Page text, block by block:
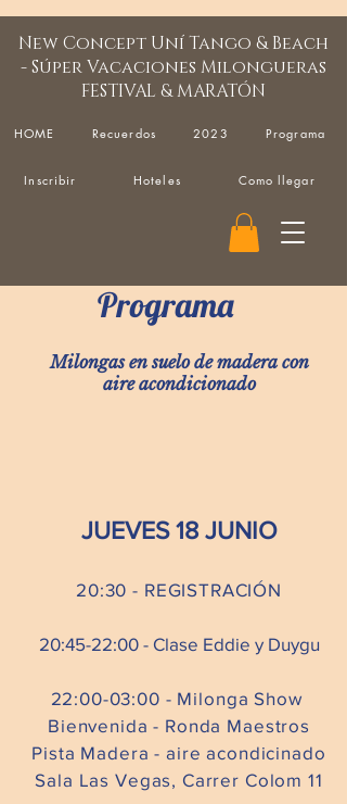
New Concept Uní Tango & Beach
- Súper Vacaciones Milongueras
FESTIVAL & MARATÓN
HOME Recuerdos 2023 Programa
Inscribir Hoteles Como llegar
Programa
Milongas en suelo de madera con
aireacondicionado
JUEVES 18 JUNIO
20:30 - REGISTRACIÓN
20:45-22:00 - Clase Eddie y Duygu
22:00-03:00 - Milonga Show
Bienvenida - Ronda Maestros
Pista Madera - aire acondicinado
Sala Las Vegas, Carrer Colom 11